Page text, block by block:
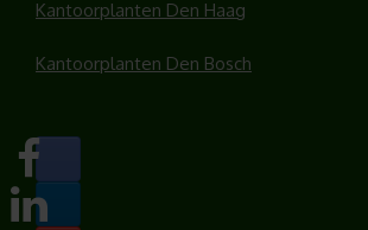
Kantoorplanten Den Haag
Kantoorplanten Den Bosch